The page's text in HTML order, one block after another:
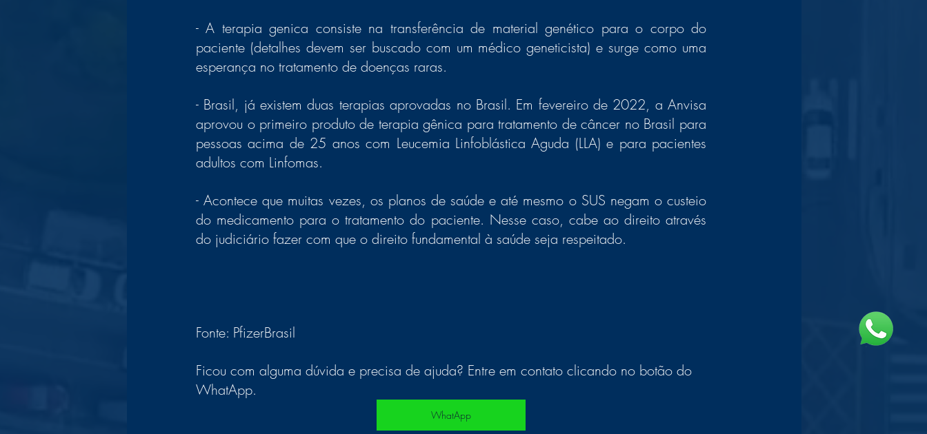
- A terapia genica consiste na transferência de material genético para o corpo do
paciente (detalhes devem ser buscado com um médico geneticista) e surge como uma
esperança no tratamento de doenças raras.
- Brasil, já existem duas terapias aprovadas no Brasil. Em fevereiro de 2022, a Anvisa
aprovou o primeiro produto de terapia gênica para tratamento de câncer no Brasil para
pessoas acima de 25 anos com Leucemia Linfoblástica Aguda (LLA) e para pacientes
adultos com Linfomas.
- Acontece que muitas vezes, os planos de saúde e até mesmo o SUS negam o custeio
do medicamento para o tratamento do paciente. Nesse caso, cabe ao direito através
do judiciário fazer com que o direito fundamental à saúde seja respeitado.
Fonte: PfizerBrasil
Ficou com alguma dúvida e precisa de ajuda? Entre em contato clicando no botão do
WhatApp.
WhatApp